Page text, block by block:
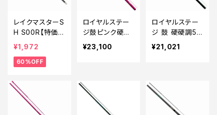
レイクマスターS
H S00R【特価
ロッド】【60】
¥1,972
60%OFF
ロイヤルステー
ジ鼓ピンク硬調
540
¥23,100
ロイヤルステー
ジ 鼓 硬硬調50
0
¥21,021